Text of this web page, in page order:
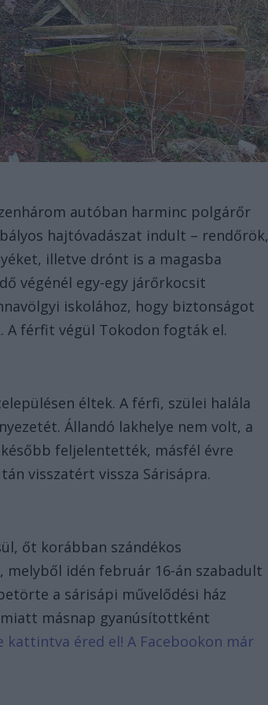
autóban harminc polgárőr
hajtóvadászat indult – rendőrök,
illetve drónt is a magasba
végénél egy-egy járőrkocsit
iskolához, hogy biztonságot
A férfit végül Tokodon fogták el.
éltek. A férfi, szülei halála
Állandó lakhelye nem volt, a
feljelentették, másfél évre
visszatért vissza Sárisápra.
őt korábban szándékos
idén február 16-án szabadult
a sárisápi művelődési ház
másnap gyanúsítottként
éred el! A Facebookon már